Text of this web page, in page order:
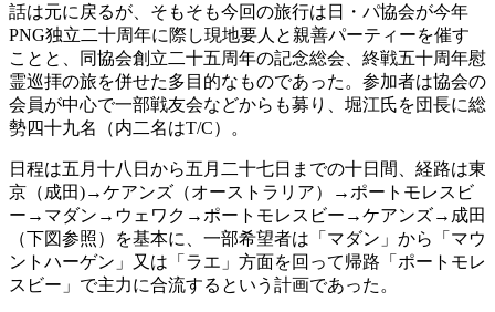
話は元に戻るが、そもそも今回の旅行は日・パ協会が今年
PNG独立二十周年に際し現地要人と親善パーティーを催す
ことと、同協会創立二十五周年の記念総会、終戦五十周年慰
霊巡拝の旅を併せた多目的なものであった。参加者は協会の
会員が中心で一部戦友会などからも募り、堀江氏を団長に総
勢四十九名（内二名はT/C）。
日程は五月十八日から五月二十七日までの十日間、経路は東
京（成田)→ケアンズ（オーストラリア）→ポートモレスビ
ー→マダン→ウェワク→ポートモレスビー→ケアンズ→成田
（下図参照）を基本に、一部希望者は「マダン」から「マウ
ントハーゲン」又は「ラエ」方面を回って帰路「ポートモレ
スビー」で主力に合流するという計画であった。